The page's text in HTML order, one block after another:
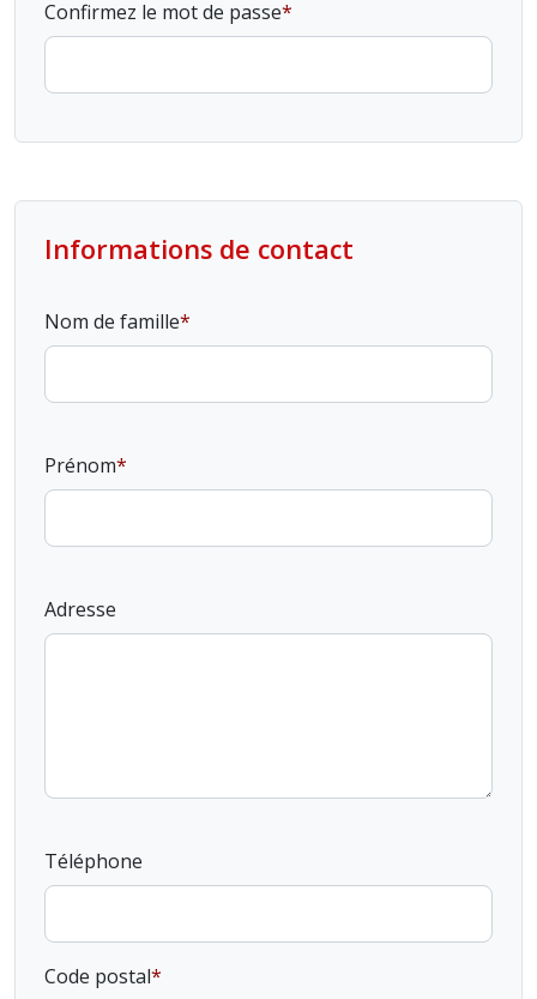
Confirmez le mot de passe
Informations de contact
Nom de famille
Prénom
Adresse
Téléphone
Code postal